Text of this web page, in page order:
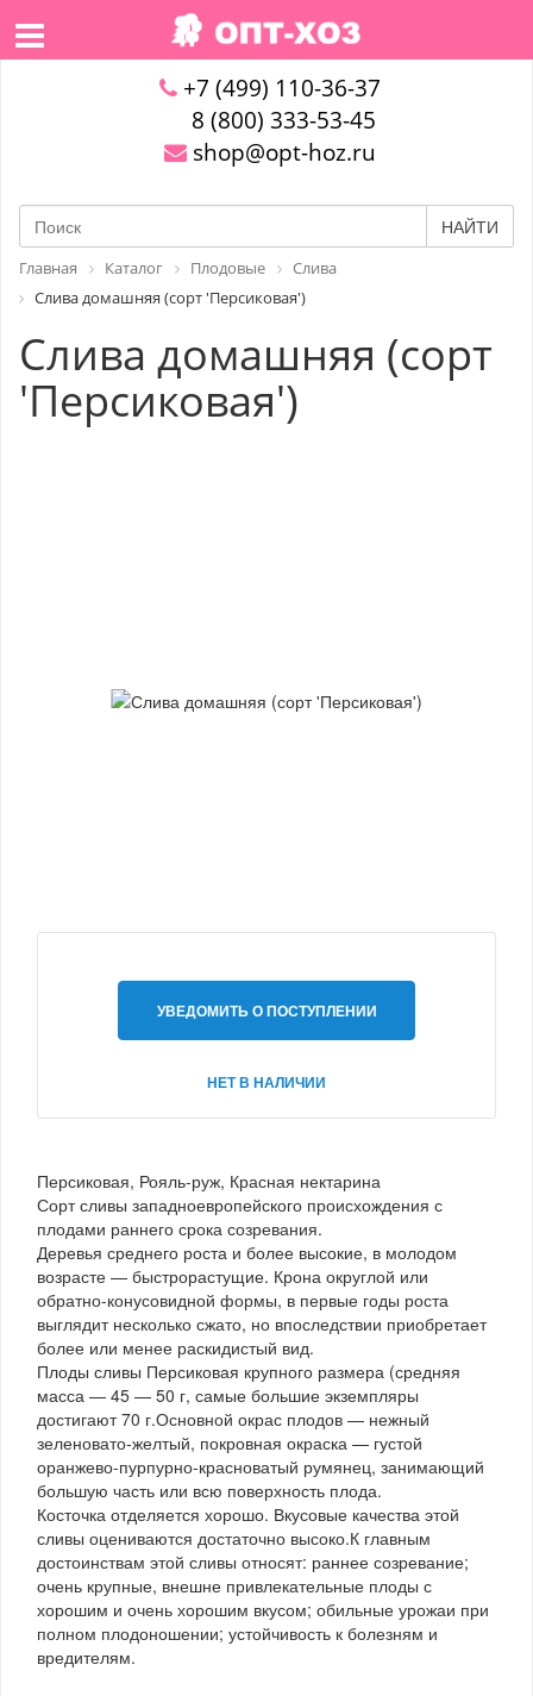
+7 (499) 110-36-37
8 (800) 333-53-45
shop@opt-hoz.ru
НАЙТИ
Главная Каталог Плодовые
Слива
Слива домашняя (сорт 'Персиковая')
Слива домашняя (сорт
'Персиковая')
УВЕДОМИТЬ О ПОСТУПЛЕНИИ
НЕТ В НАЛИЧИИ
Персиковая, Рояль-руж, Красная нектарина
Сорт сливы западноевропейского происхождения с
плодами раннего срока созревания.
Деревья среднего роста и более высокие, в молодом
возрасте — быстрорастущие. Крона округлой или
обратно-конусовидной формы, в первые годы роста
выглядит несколько сжато, но впоследствии приобретает
более или менее раскидистый вид.
Плоды сливы Персиковая крупного размера (средняя
масса — 45 — 50 г, самые большие экземпляры
достигают 70 г.Основной окрас плодов — нежный
зеленовато-желтый, покровная окраска — густой
оранжево-пурпурно-красноватый румянец, занимающий
большую часть или всю поверхность плода.
Косточка отделяется хорошо. Вкусовые качества этой
сливы оцениваются достаточно высоко.К главным
достоинствам этой сливы относят: раннее созревание;
очень крупные, внешне привлекательные плоды с
хорошим и очень хорошим вкусом; обильные урожаи при
полном плодоношении; устойчивость к болезням и
вредителям.